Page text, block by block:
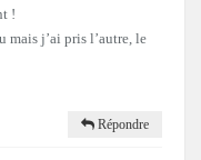
!
mais j’ai pris l’autre, le
Répondre